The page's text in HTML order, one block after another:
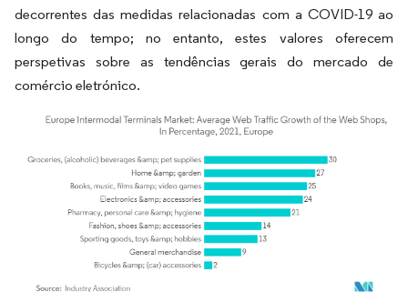
decorrentes das medidas relacionadas com a COVID-19 ao
longo do tempo; no entanto, estes valores oferecem
perspetivas sobre as tendências gerais do mercado de
comércio eletrónico.